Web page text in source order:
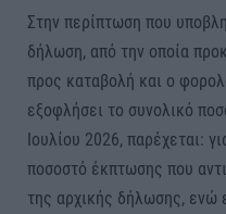
Στην περίπτωση που
δήλωση, από την οποία
προς καταβολή και ο
εξοφλήσει το συνολικό
Ιουλίου 2026, παρέχεται:
ποσοστό έκπτωσης που
της αρχικής δήλωσης, ενώ